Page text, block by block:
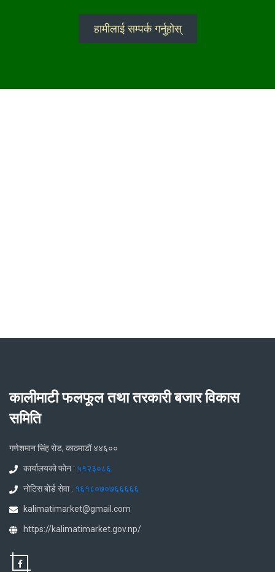
हामीलाई सम्पर्क गर्नुहोस्
कालीमाटी फलफूल तथा तरकारी बजार विकास
समिति
गणेशमान सिंह रोड, काठमाडौं ४४६००
कार्यालयको फोन : ५१२३०८६
नोटिस बोर्ड सेवा : १६१८०७०७६६६६६
kalimatimarket@gmail.com
https://kalimatimarket.gov.np/